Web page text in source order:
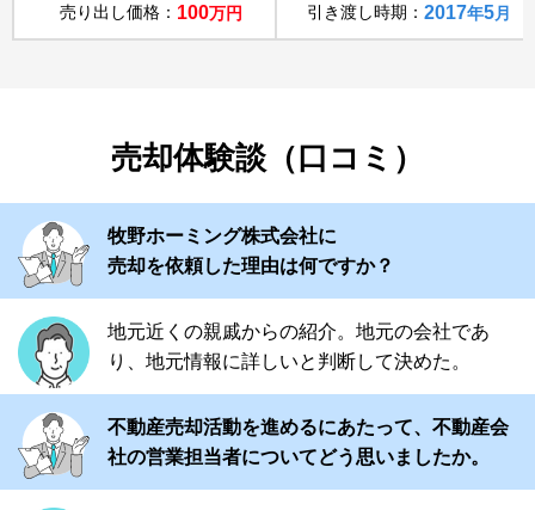
売り出し価格： 100万円
引き渡し時期： 2017年5月
売却体験談（口コミ）
牧野ホーミング株式会社に
売却を依頼した理由は何ですか？
地元近くの親戚からの紹介。地元の会社であ
り、地元情報に詳しいと判断して決めた。
不動産売却活動を進めるにあたって、不動産会
社の営業担当者についてどう思いましたか。